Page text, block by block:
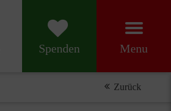
Spenden Menu
Zurück